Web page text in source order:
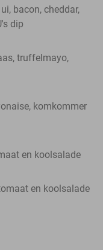
bacon, cheddar,
dip
truffelmayo,
komkommer
en koolsalade
en koolsalade